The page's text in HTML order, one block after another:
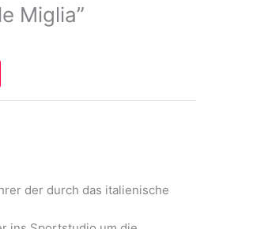
Miglia”
der durch das italienische